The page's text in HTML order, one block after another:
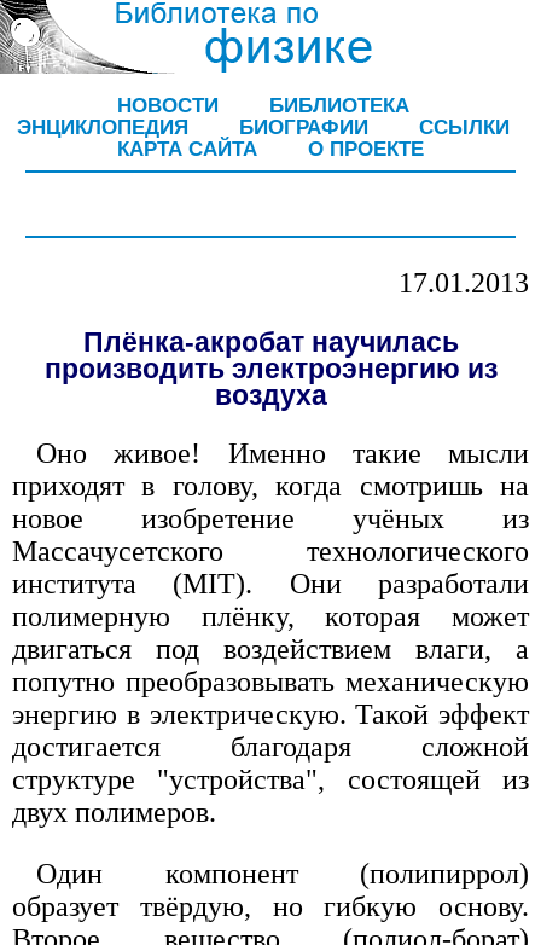
НОВОСТИ
БИБЛИОТЕКА
ЭНЦИКЛОПЕДИЯ
БИОГРАФИИ
ССЫЛКИ
КАРТА САЙТА
О ПРОЕКТЕ
17.01.2013
Плёнка-акробат научилась
производить электроэнергию из
воздуха
Оно живое! Именно такие мысли
приходят в голову, когда смотришь на
новое изобретение учёных из
Массачусетского технологического
института (MIT). Они разработали
полимерную плёнку, которая может
двигаться под воздействием влаги, а
попутно преобразовывать механическую
энергию в электрическую. Такой эффект
достигается благодаря сложной
структуре "устройства", состоящей из
двух полимеров.
Один компонент (полипиррол)
образует твёрдую, но гибкую основу.